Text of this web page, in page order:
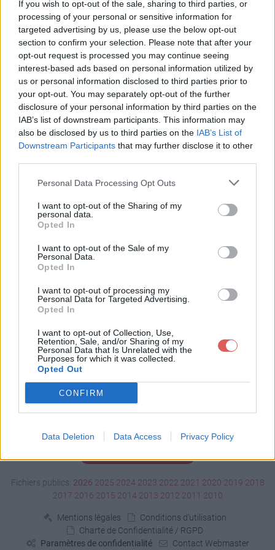
If you wish to opt-out of the sale, sharing to third parties, or
processing of your personal or sensitive information for
targeted advertising by us, please use the below opt-out
section to confirm your selection. Please note that after your
opt-out request is processed you may continue seeing
interest-based ads based on personal information utilized by
us or personal information disclosed to third parties prior to
your opt-out. You may separately opt-out of the further
disclosure of your personal information by third parties on the
IAB’s list of downstream participants. This information may
also be disclosed by us to third parties on the IAB’s List of
Downstream Participants that may further disclose it to other
Personal Data Processing Opt Outs
I want to opt-out of the Sharing of my
personal data.
Opted In
I want to opt-out of the Sale of my
Personal Data.
Opted In
I want to opt-out of processing my
Personal Data for Targeted Advertising.
Opted In
I want to opt-out of Collection, Use,
Retention, Sale, and/or Sharing of my
Personal Data that Is Unrelated with the
Purposes for which it was collected.
Opted Out
CONFIRM
Data Deletion Data Access Privacy Policy
La présente page de téléchargement a été vue 937 fois depuis
l'envoi du fichier
Page de téléchargement
https://www.petit-fichier.fr/2017/12/31/version/ Copier
Partager le fichier version sur le
Web et les réseaux sociaux:
Télécharger le fichier version
Télécharger version
Fichiers publics: 2026 2025 2024 2023 2022 2021 2020 2019 2018
2017 2016 2015 2014 2013 2012 2011 2010
Mentions légales
Conditions d'utilisation
Charte de Confidentialité / RGPD
Paramètres de confidentialité
Contact Webmaster